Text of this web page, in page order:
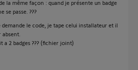
la même façon : quand je présente un badge
se passe. ???
le code, je tape celui installateur et il
a 2 badges ??? (fichier joint)